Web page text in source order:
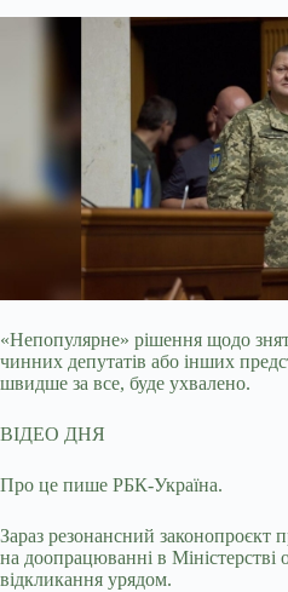
«Непопулярне» рішення щодо
чинних депутатів або інших
швидше за все, буде ухвалено.
ВІДЕО ДНЯ
Про це пише РБК-Україна.
Зараз резонансний законопроєкт
на доопрацюванні в Міністерстві
відкликання урядом.